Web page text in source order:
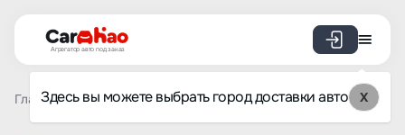
Агрегатор авто под заказ
Здесь вы можете выбрать город доставки авто X
Главная Отзывы Ferrari 458 Просмотр отзыва